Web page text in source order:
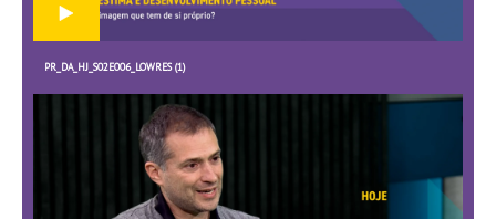
PR_DA_HJ_S02E006_LOWRES (1)